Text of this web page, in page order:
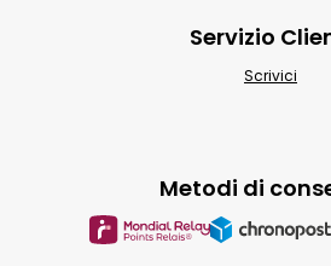
Metodi di
Servizio
Scrivici